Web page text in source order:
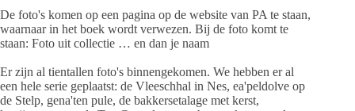
De foto's komen op een pagina op de website van PA te staan,
waarnaar in het boek wordt verwezen. Bij de foto komt te
staan: Foto uit collectie … en dan je naam
Er zijn al tientallen foto's binnengekomen. We hebben er al
een hele serie geplaatst: de Vleeschhal in Nes, ea'peldolve op
de Stelp, gena'ten pule, de bakkersetalage met kerst,